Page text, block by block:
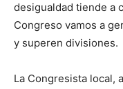
desigualdad tiende a
Congreso vamos a
y superen divisiones.
La Congresista local,